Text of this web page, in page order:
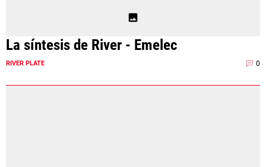
La síntesis de River - Emelec
RIVER PLATE 0